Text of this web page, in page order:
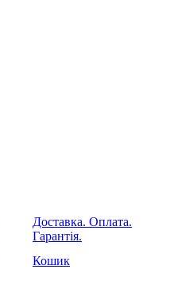
Доставка. Оплата.
Гарантія.
Кошик